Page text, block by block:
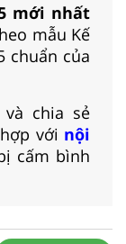
mới nhất
mẫu Kế
chuẩn của
chia sẻ
với nội
cấm bình